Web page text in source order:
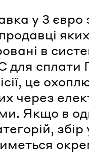
у 3 євро
яких
в
для
це
через
Якщо в